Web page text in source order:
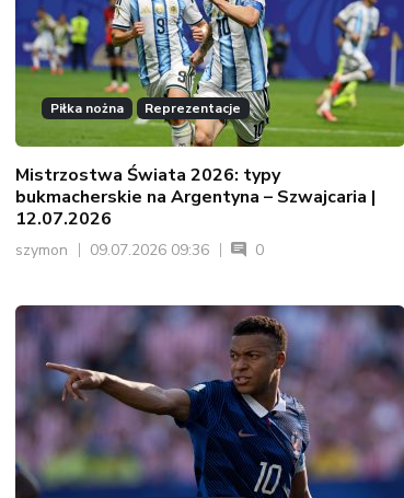
Piłka nożna Reprezentacje
Mistrzostwa Świata 2026: typy
bukmacherskie na Argentyna – Szwajcaria |
12.07.2026
szymon 09.07.2026 09:36 0